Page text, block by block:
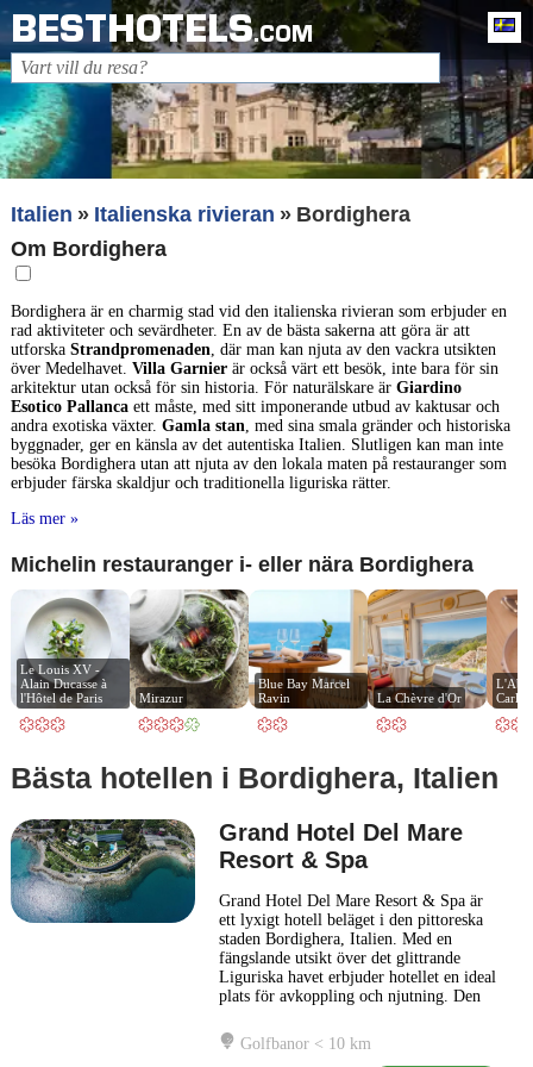
BESTHOTELS.COM
Italien Italienska rivieran
Bordighera
Om Bordighera
Bordighera är en charmig stad vid den italienska rivieran som erbjuder en
rad aktiviteter och sevärdheter. En av de bästa sakerna att göra är att
utforska Strandpromenaden, där man kan njuta av den vackra utsikten
över Medelhavet. Villa Garnierär också värt ett besök, inte bara för sin
arkitektur utan också för sin historia. För naturälskare är Giardino
Esotico Pallancaett måste, med sitt imponerande utbud av kaktusar och
andra exotiska växter. Gamla stan, med sina smala gränder och historiska
byggnader, ger en känsla av det autentiska Italien. Slutligen kan man inte
besöka Bordighera utan att njuta av den lokala maten på restauranger som
erbjuder färska skaldjur och traditionella liguriska rätter.
Läs mer »
Michelin restauranger i- eller nära Bordighera
Le Louis XV -
Alain Ducasse à
l'Hôtel de Paris
Mirazur
Blue Bay Marcel
Ravin
La Chèvre d'Or
Carlo
Bästa hotellen i Bordighera, Italien
Grand Hotel Del Mare
Resort & Spa
Grand Hotel Del Mare Resort & Spa är
ett lyxigt hotell beläget i den pittoreska
staden Bordighera, Italien. Med en
fängslande utsikt över det glittrande
Liguriska havet erbjuder hotellet en ideal
plats för avkoppling och njutning. Den
inredningen skapar en atmosfär av
sofistikerad charm och komfort. Hotellet
Golfbanor < 10 km